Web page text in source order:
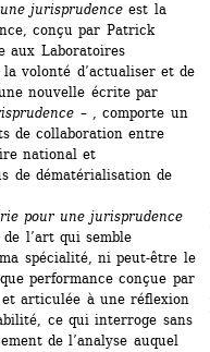
jurisprudence est la
conçu par Patrick
aux Laboratoires
volonté d’actualiser et de
nouvelle écrite par
– , comporte un
de collaboration entre
national et
de dématérialisation de
pour une jurisprudence
l’art qui semble
spécialité, ni peut-être le
performance conçue par
articulée à une réflexion
ce qui interroge sans
de l’analyse auquel